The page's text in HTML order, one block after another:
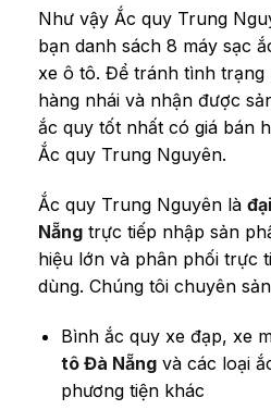
Như vậy Ắc quy Trung
bạn danh sách 8 máy sạc
xe ô tô. Để tránh tình trạng
hàng nhái và nhận được
ắc quy tốt nhất có giá bán
Ắc quy Trung Nguyên.
Ắc quy Trung Nguyên là
Nẵng trực tiếp nhập sản
hiệu lớn và phân phối trực
dùng. Chúng tôi chuyên
Bình ắc quy xe đạp, xe
tô Đà Nẵngvà các loại
phương tiện khác